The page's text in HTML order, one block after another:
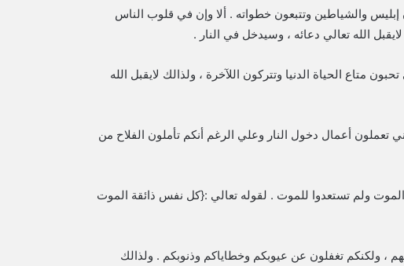
والشياطين وتتبعون خطواته . ألا وإن في قلوب الناس
الله تعالي دعائه ، وسيدخل في النار .
متاع الحياة الدنيا وتتركون اللآخرة ، ولذالك لايقبل الله
تعملون أعمال دخول النار وعلي الرغم أنكم تأملون الفلاح من
ولم تستعدوا للموت . لقوله تعالي :{كل نفس ذائقة الموت
، ولكنكم تغفلون عن عيوبكم وخطاياكم وذنوبكم . ولذالك